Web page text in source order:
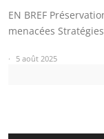
EN BREF
menacées
5 août 2025